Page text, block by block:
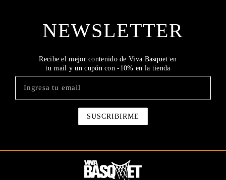
NEWSLETTER
Recibe el mejor contenido de Viva Basquet en
tu mail y un cupón con -10% en la tienda